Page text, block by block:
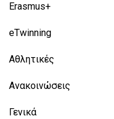
Erasmus+
eTwinning
Αθλητικές
Ανακοινώσεις
Γενικά